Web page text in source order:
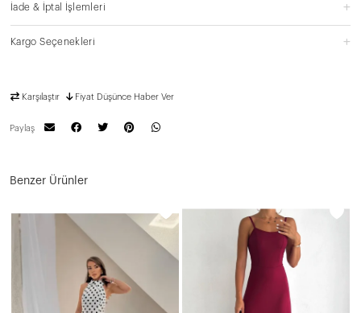
İade & İptal İşlemleri
Kargo Seçenekleri
Karşılaştır Fiyat Düşünce Haber Ver
Paylaş
Benzer Ürünler